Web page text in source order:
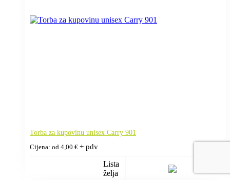
Torba za kupovinu unisex Carry 901
Cijena: od 4,00 € + pdv
Lista
želja